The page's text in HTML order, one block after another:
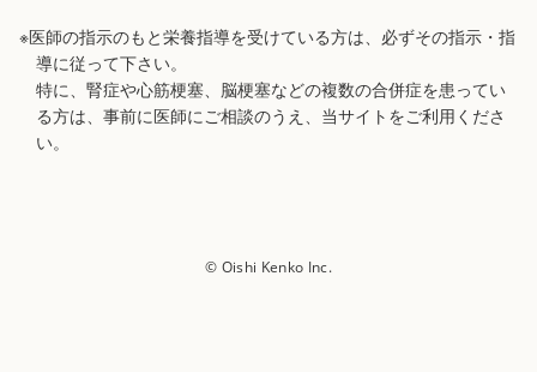
※医師の指示のもと栄養指導を受けている方は、必ずその指示・指
導に従って下さい。
特に、腎症や心筋梗塞、脳梗塞などの複数の合併症を患ってい
る方は、事前に医師にご相談のうえ、当サイトをご利用くださ
い。
© Oishi Kenko Inc.